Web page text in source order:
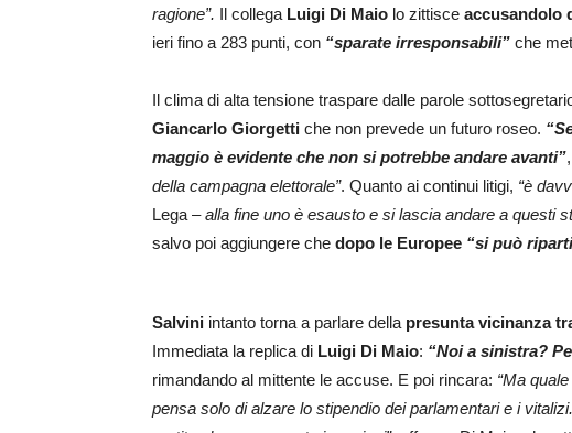
ragione”. Il collega Luigi Di Maio lo zittisce accusandolo
ieri fino a 283 punti, con “sparate irresponsabili” che
Il clima di alta tensione traspare dalle parole
Giancarlo Giorgetti che non prevede un futuro roseo.
maggio è evidente che non si potrebbe andare avanti”
della campagna elettorale”. Quanto ai continui litigi, “è
Lega –alla fine uno è esausto e si lascia andare a questi
salvo poi aggiungere che dopo le Europee “si può
Salvini intanto torna a parlare della presunta vicinanza
Immediata la replica di Luigi Di Maio: “Noi a sinistra?
rimandando al mittente le accuse. E poi rincara: “Ma
pensa solo di alzare lo stipendio dei parlamentari e i